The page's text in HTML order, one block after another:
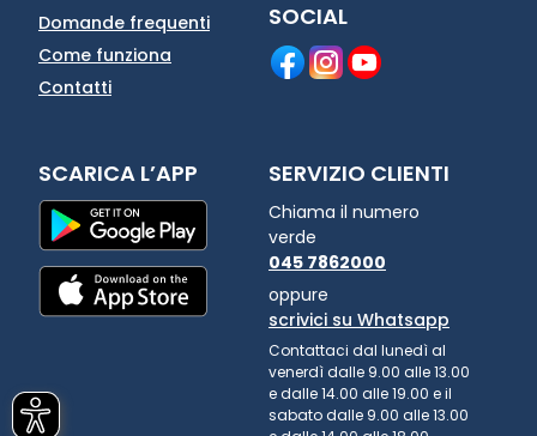
Domande frequenti
Come funziona
Contatti
SOCIAL
SCARICA L’APP SERVIZIO CLIENTI
Chiama il numero
verde
045 7862000
oppure
scrivici su Whatsapp
Contattaci dal lunedì al
venerdì dalle 9.00 alle 13.00
e dalle 14.00 alle 19.00 e il
sabato dalle 9.00 alle 13.00